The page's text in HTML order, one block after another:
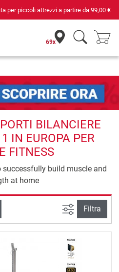
per piccoli attrezzi a partire da 99,00 €
69x
BILANCIERE
IN EUROPA PER
FITNESS
build muscle and
at home
Ricerca
Filtra